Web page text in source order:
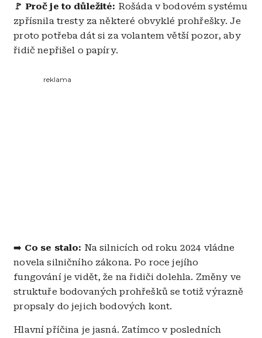
🚩 Proč je to důležité: Rošáda v bodovém systému
zpřísnila tresty za některé obvyklé prohřešky. Je
proto potřeba dát si za volantem větší pozor, aby
řidič nepřišel o papíry.
reklama
➡️ Co se stalo: Na silnicích od roku 2024 vládne
novela silničního zákona. Po roce jejího
fungování je vidět, že na řidiči dolehla. Změny ve
struktuře bodovaných prohřešků se totiž výrazně
propsaly do jejich bodových kont.
Hlavní příčina je jasná. Zatímco v posledních